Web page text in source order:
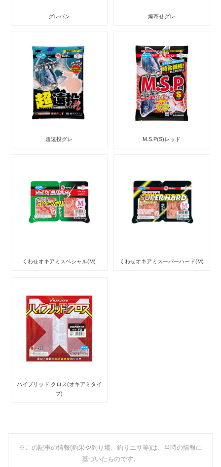
グレパン 爆寄せグレ
超遠投グレ M.S.P(S)レッド
くわせオキアミスペシャル(M) くわせオキアミスーパーハード(M)
ハイブリッド クロス(オキアミタイ
プ)
※この記事の情報(釣果や釣り場、釣りエサ等)は、当時の情報に
基づいたものです。